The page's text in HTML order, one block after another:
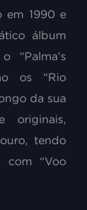
em 1990 e
álbum
“Palma’s
os “Rio
da sua
originais,
tendo
com “Voo